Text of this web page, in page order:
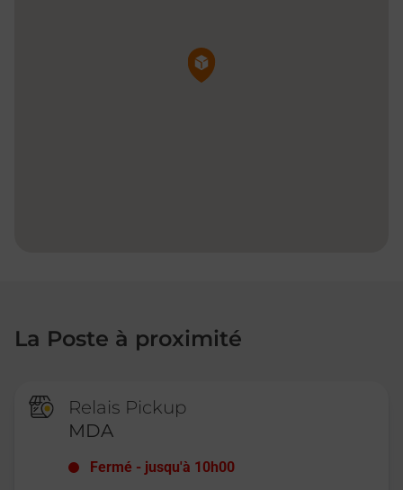
Pin de la carte
La Poste à proximité
Relais Pickup
MDA
Fermé - jusqu'à 10h00